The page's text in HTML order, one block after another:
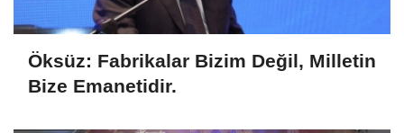
Öksüz: Fabrikalar Bizim Değil, Milletin
Bize Emanetidir.